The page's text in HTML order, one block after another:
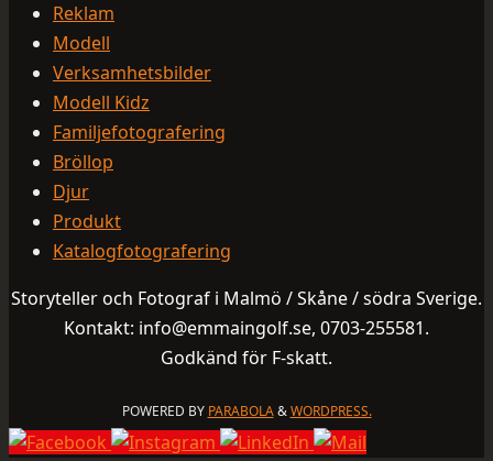
Reklam
Modell
Verksamhetsbilder
Modell Kidz
Familjefotografering
Bröllop
Djur
Produkt
Katalogfotografering
Storyteller och Fotograf i Malmö / Skåne / södra Sverige.
Kontakt: info@emmaingolf.se, 0703-255581.
Godkänd för F-skatt.
POWERED BY PARABOLA&WORDPRESS.